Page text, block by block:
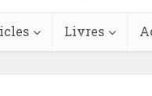
Livres